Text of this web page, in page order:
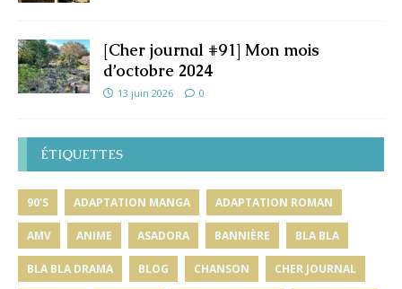
[Cher journal #91] Mon mois
d’octobre 2024
13 juin 2026 0
ÉTIQUETTES
90'S ADAPTATION MANGA ADAPTATION ROMAN
AMV ANIME ASADORA BANNIÈRE BLA BLA
BLA BLA DRAMA BLOG CHANSON CHER JOURNAL